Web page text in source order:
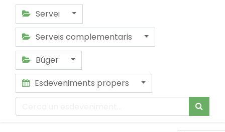
Servei
Serveis complementaris
Búger
Esdeveniments propers